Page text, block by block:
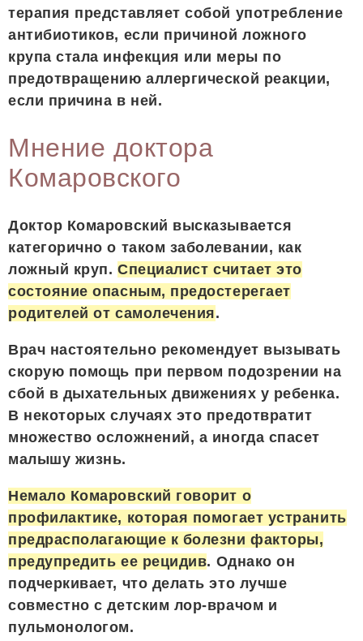
терапия представляет собой употребление
антибиотиков, если причиной ложного
крупа стала инфекция или меры по
предотвращению аллергической реакции,
если причина в ней.
Мнение доктора
Комаровского
Доктор Комаровский высказывается
категорично о таком заболевании, как
ложный круп.Специалист считает это
состояние опасным, предостерегает
родителей от самолечения.
Врач настоятельно рекомендует вызывать
скорую помощь при первом подозрении на
сбой в дыхательных движениях у ребенка.
В некоторых случаях это предотвратит
множество осложнений, а иногда спасет
малышу жизнь.
Немало Комаровский говорит о
профилактике, которая помогает устранить
предрасполагающие к болезни факторы,
предупредить ее рецидив. Однако он
подчеркивает, что делать это лучше
совместно с детским лор-врачом и
пульмонологом.